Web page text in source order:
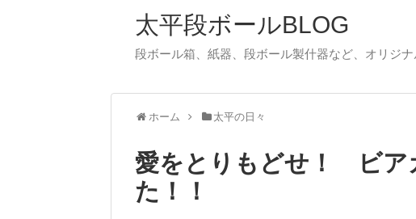
太平段ボールBLOG
段ボール箱、紙器、段ボール製什器など、オリジ
ホーム 太平の日々
愛をとりもどせ！ ビア
た！！